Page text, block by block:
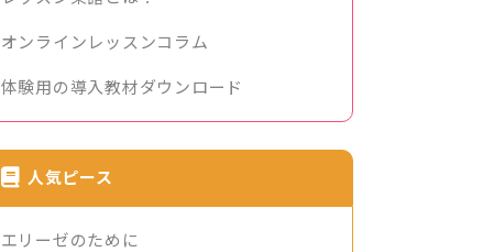
オンラインレッスンコラム
体験用の導入教材ダウンロード
人気ピース
エリーゼのために